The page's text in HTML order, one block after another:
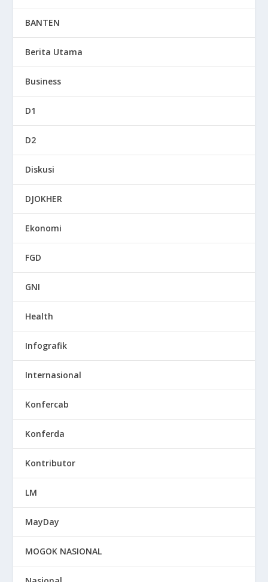
BANTEN
Berita Utama
Business
D1
D2
Diskusi
DJOKHER
Ekonomi
FGD
GNI
Health
Infografik
Internasional
Konfercab
Konferda
Kontributor
LM
MayDay
MOGOK NASIONAL